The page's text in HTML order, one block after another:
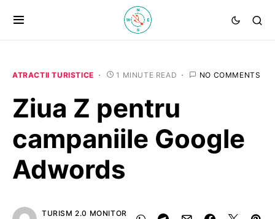
ATRACTII TURISTICE 1 MINUTE READ NO COMMENTS
Ziua Z pentru
campaniile Google
Adwords
TURISM 2.0 MONITOR